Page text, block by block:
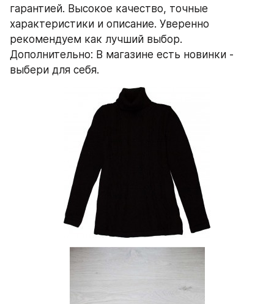
гарантией. Высокое качество, точные
характеристики и описание. Уверенно
рекомендуем как лучший выбор.
Дополнительно: В магазине есть новинки -
выбери для себя.